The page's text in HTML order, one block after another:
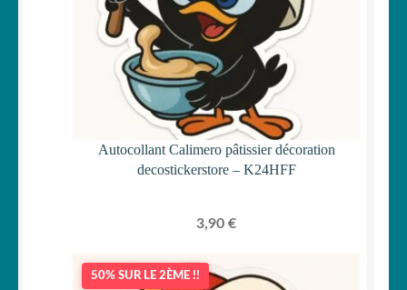
Autocollant Calimero pâtissier décoration
decostickerstore – K24HFF
3,90 €
50% SUR LE 2ÈME !!